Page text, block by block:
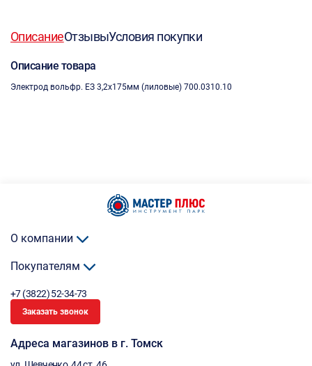
ОписаниеОтзывыУсловия покупки
Описание товара
Электрод вольфр. ЕЗ 3,2х175мм (лиловые) 700.0310.10
О компании
Покупателям
+7 (3822) 52-34-73
Заказать звонок
Адреса магазинов в г. Томск